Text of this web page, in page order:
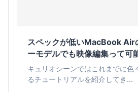
スペックが低いMacBook Air
ーモデルでも映像編集って可
おくべき5つのこと
キュリオシーンではこれまでに色
るチュートリアルを紹介してき...